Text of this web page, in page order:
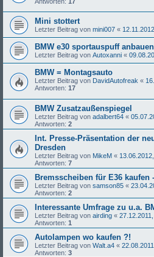
Mini stottert
Letzter Beitrag von mini007 «
BMW e30 sportauspuff
Letzter Beitrag von Autoxanni «
BMW = Montagsauto
Letzter Beitrag von DavidAutofreak «
Antworten: 17
BMW Zusatzaußenspiegel
Letzter Beitrag von adalbert64 «
Antworten: 2
Int. Presse-Präsentation der
Dresden
Letzter Beitrag von MikeM «
Antworten: 7
Bremsscheiben für E36
Letzter Beitrag von samson85 «
Antworten: 2
Interessante Umfrage zu u.a.
Letzter Beitrag von airding «
Antworten: 1
Autolampen wo kaufen ?!
Letzter Beitrag von Walt.a4 «
Antworten: 3